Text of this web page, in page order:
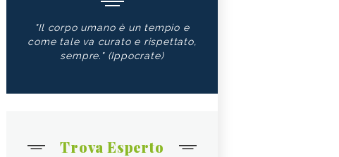
"Il corpo umano è un tempio e
come tale va curato e rispettato,
sempre." (Ippocrate)
Trova Esperto